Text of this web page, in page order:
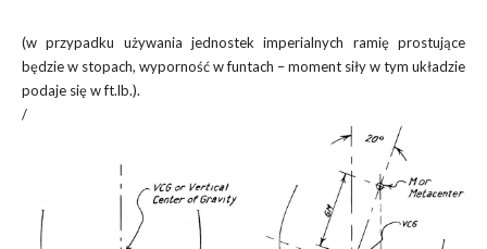
(w przypadku używania jednostek imperialnych ramię prostujące
będzie w stopach, wyporność w funtach – moment siły w tym układzie
podaje się w ft.lb.).
/